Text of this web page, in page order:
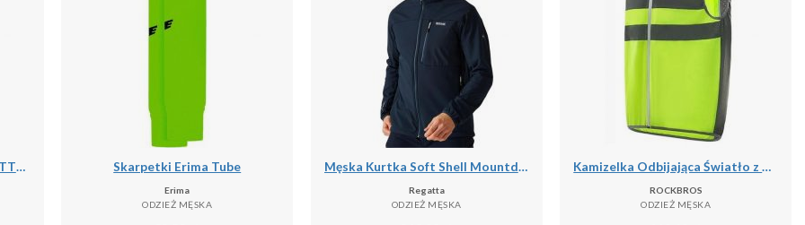
Męska kurtka softshell LANETTE M, wodoodporna, wiatroszczelna i termiczna z tech Skarpetki Erima Tube
Erima
ODZIEŻ MĘSKA
Męska Kurtka Soft Shell Mountdale
Regatta
ODZIEŻ MĘSKA
Kamizelka Odbijająca Światło z Poliestru Kurtka Bezpieczeństwa Nocna
ROCKBROS
ODZIEŻ MĘSKA